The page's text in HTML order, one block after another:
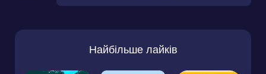
Найбільше лайків